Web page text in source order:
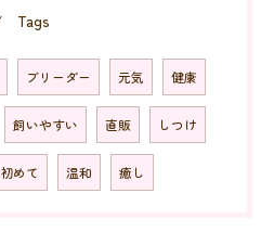
Tags
ブリーダー 元気 健康
飼いやすい 直販 しつけ
初めて 温和 癒し